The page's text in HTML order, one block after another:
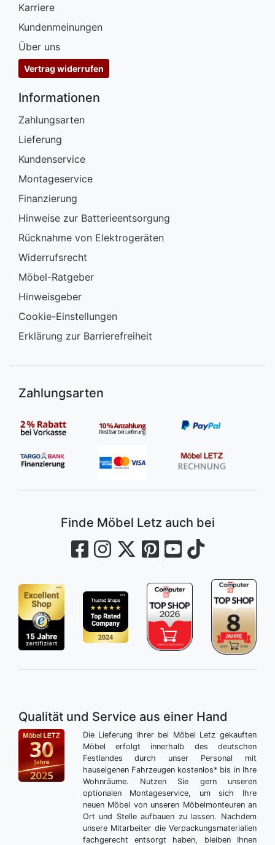
Karriere
Kundenmeinungen
Über uns
Vertrag widerrufen
Informationen
Zahlungsarten
Lieferung
Kundenservice
Montageservice
Finanzierung
Hinweise zur Batterieentsorgung
Rücknahme von Elektrogeräten
Widerrufsrecht
Möbel-Ratgeber
Hinweisgeber
Cookie-Einstellungen
Erklärung zur Barrierefreiheit
Zahlungsarten
Finde Möbel Letz auch bei
Qualität und Service aus einer Hand
Die Lieferung Ihrer bei Möbel Letz gekauften
Möbel erfolgt innerhalb des deutschen
Festlandes durch unser Personal mit
hauseigenen Fahrzeugen kostenlos* bis in Ihre
Wohnräume. Nutzen Sie gern unseren
optionalen Montageservice, um sich Ihre
neuen Möbel von unseren Möbelmonteuren an
Ort und Stelle aufbauen zu lassen. Nachdem
unsere Mitarbeiter die Verpackungsmaterialien
fachgerecht entsorgt haben, bleiben Ihnen